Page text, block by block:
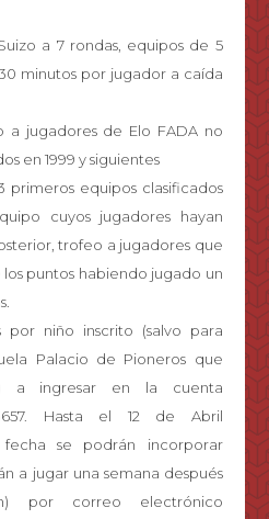
a 7 rondas, equipos de 5
minutos por jugador a caída
a jugadores de Elo FADA no
en 1999 y siguientes
primeros equipos clasificados
cuyos jugadores hayan
trofeo a jugadores que
los puntos habiendo jugado un
por niño inscrito (salvo para
Palacio de Pioneros que
a ingresar en la cuenta
Hasta el 12 de Abril
se podrán incorporar
a jugar una semana después
por correo electrónico